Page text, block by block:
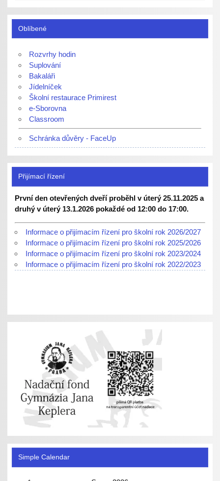
Oblíbené
Rozvrhy hodin
Suplování
Bakaláři
Jídelníček
Školní restaurace Primirest
e-Sborovna
Classroom
Schránka důvěry - FaceUp
Přijímací řízení
První den otevřených dveří proběhl v úterý 25.11.2025 a
druhý v úterý 13.1.2026 pokaždé od 12:00 do 17:00.
Informace o přijímacím řízení pro školní rok 2026/2027
Informace o přijímacím řízení pro školní rok 2025/2026
Informace o přijímacím řízení pro školní rok 2023/2024
Informace o přijímacím řízení pro školní rok 2022/2023
Simple Calendar